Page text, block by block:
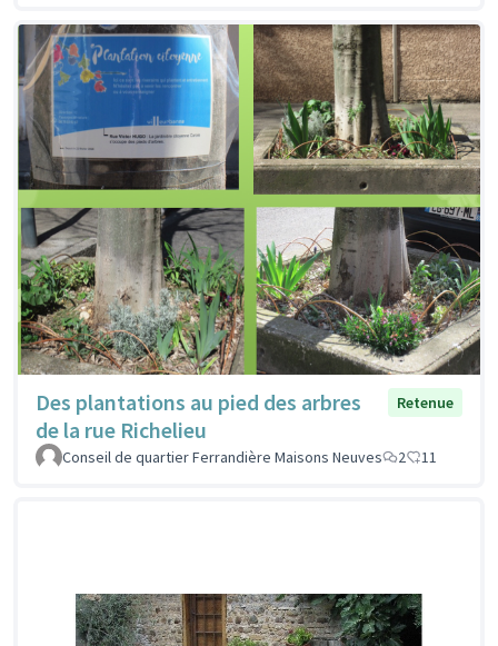
Des plantations au pied des arbres
de la rue Richelieu
Retenue
Conseil de quartier Ferrandière Maisons Neuves 2 11